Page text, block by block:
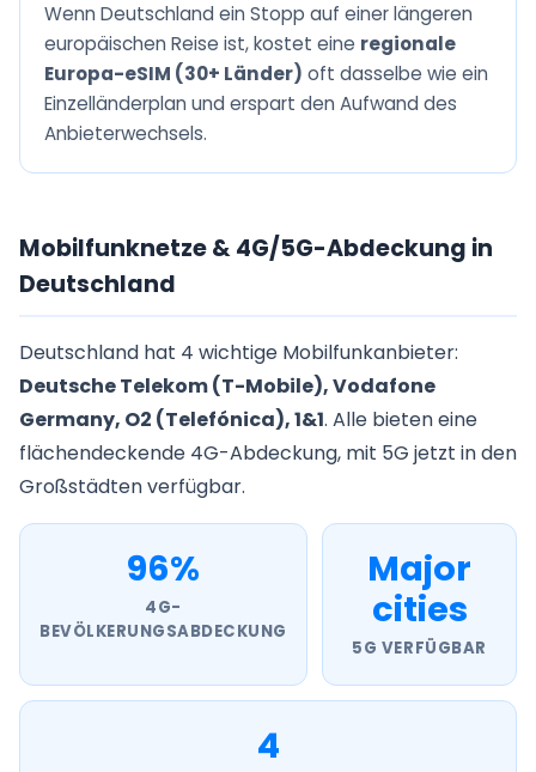
Wenn Deutschland ein Stopp auf einer längeren
europäischen Reise ist, kostet eine regionale
Europa-eSIM (30+ Länder) oft dasselbe wie ein
Einzelländerplan und erspart den Aufwand des
Anbieterwechsels.
Mobilfunknetze & 4G/5G-Abdeckung in
Deutschland
Deutschland hat 4 wichtige Mobilfunkanbieter:
Deutsche Telekom (T-Mobile), Vodafone
Germany, O2 (Telefónica), 1&1. Alle bieten eine
flächendeckende 4G-Abdeckung, mit 5G jetzt in den
Großstädten verfügbar.
96%
4G-
BEVÖLKERUNGSABDECKUNG
Major
cities
5G VERFÜGBAR
4